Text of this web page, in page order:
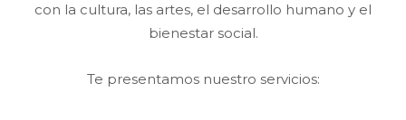
con la cultura, las artes, el desarrollo humano y el
bienestar social.
Te presentamos nuestro servicios: